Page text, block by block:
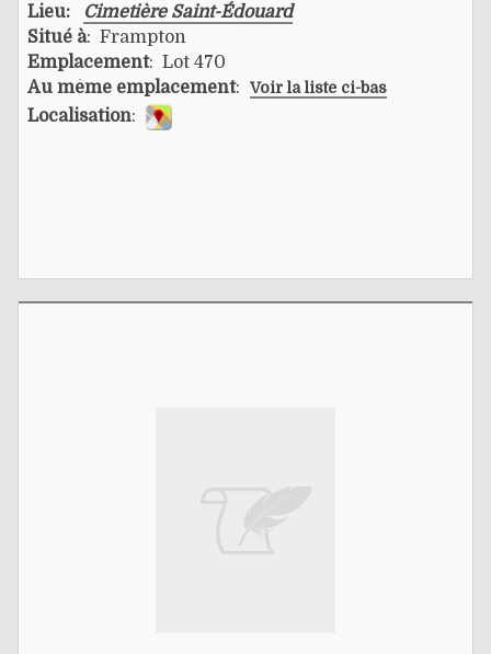
Lieu:
Cimetière Saint-Édouard
Situé à: Frampton
Emplacement: Lot 470
Au même emplacement: Voir la liste ci-bas
Localisation: